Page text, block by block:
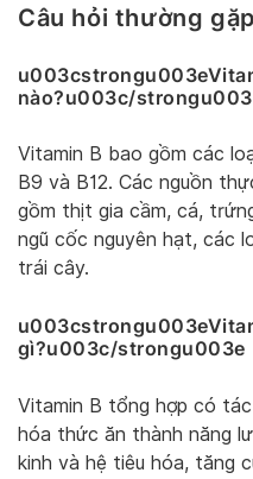
Câu hỏi thường gặp
nào?u003c/
Vitamin B bao gồm các
B9 và B12. Các nguồn
gồm thịt gia cầm, cá,
ngũ cốc nguyên hạt, các
trái cây.
gì?u003c/strongu003e
Vitamin B tổng hợp có
hóa thức ăn thành năng
kinh và hệ tiêu hóa, tăng